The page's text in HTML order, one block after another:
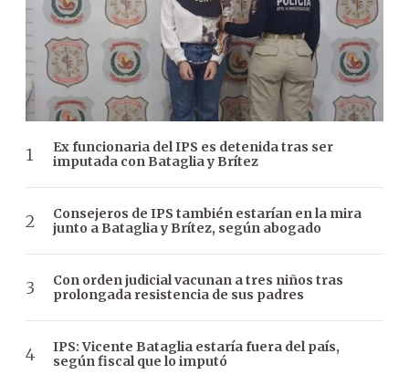
Ex funcionaria del IPS es detenida tras ser
imputada con Bataglia y Brítez
Consejeros de IPS también estarían en la mira
junto a Bataglia y Brítez, según abogado
Con orden judicial vacunan a tres niños tras
prolongada resistencia de sus padres
IPS: Vicente Bataglia estaría fuera del país,
según fiscal que lo imputó